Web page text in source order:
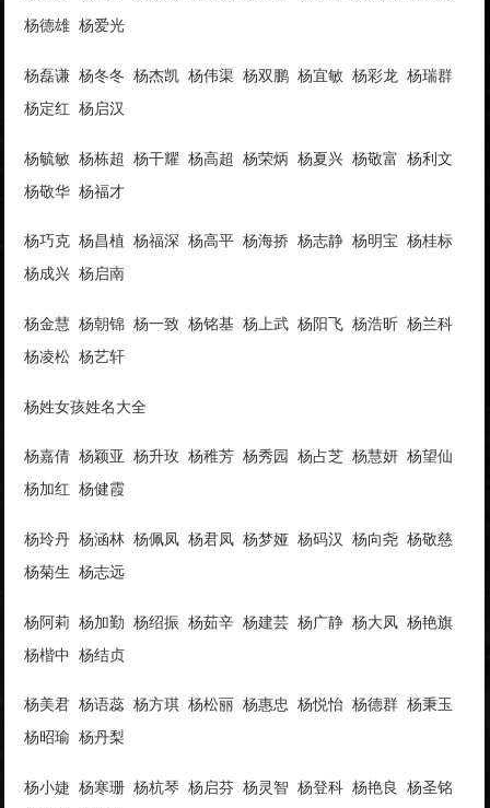
杨德雄 杨爱光
杨磊谦 杨冬冬 杨杰凯 杨伟渠 杨双鹏 杨宜敏 杨彩龙 杨瑞群
杨定红 杨启汉
杨毓敏 杨栋超 杨干耀 杨高超 杨荣炳 杨夏兴 杨敬富 杨利文
杨敬华 杨福才
杨巧克 杨昌植 杨福深 杨高平 杨海挢 杨志静 杨明宝 杨桂标
杨成兴 杨启南
杨金慧 杨朝锦 杨一致 杨铭基 杨上武 杨阳飞 杨浩昕 杨兰科
杨凌松 杨艺轩
杨姓女孩姓名大全
杨嘉倩 杨颖亚 杨升玫 杨稚芳 杨秀园 杨占芝 杨慧妍 杨望仙
杨加红 杨健霞
杨玲丹 杨涵林 杨佩凤 杨君凤 杨梦娅 杨码汉 杨向尧 杨敬慈
杨菊生 杨志远
杨阿莉 杨加勤 杨绍振 杨茹辛 杨建芸 杨广静 杨大凤 杨艳旗
杨楷中 杨结贞
杨美君 杨语蕊 杨方琪 杨松丽 杨惠忠 杨悦怡 杨德群 杨秉玉
杨昭瑜 杨丹梨
杨小婕 杨寒珊 杨杭琴 杨启芬 杨灵智 杨登科 杨艳良 杨圣铭